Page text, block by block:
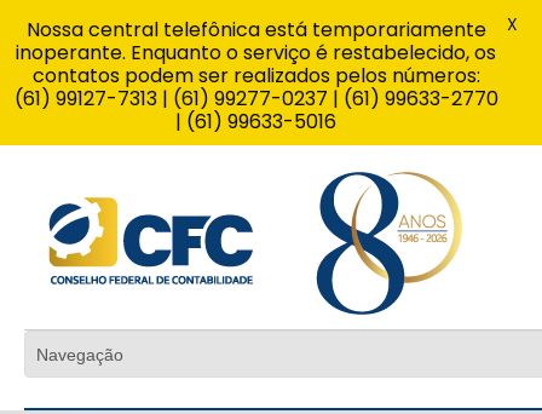
Nossa central telefônica está temporariamente
inoperante. Enquanto o serviço é restabelecido, os
contatos podem ser realizados pelos números:
(61) 99127-7313 | (61) 99277-0237 | (61) 99633-2770
| (61) 99633-5016
X